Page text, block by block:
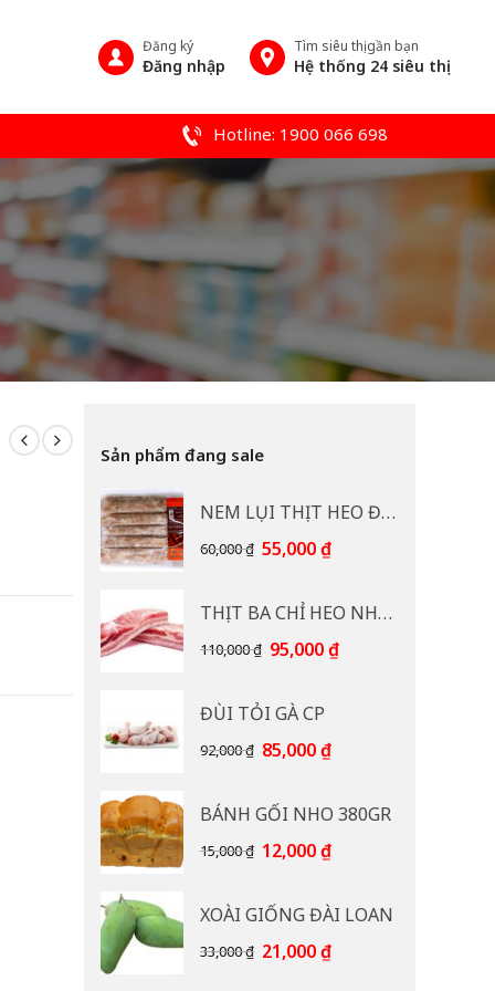
Đăng ký
Đăng nhập
Tìm siêu thị gần bạn
Hệ thống 24 siêu thị
Hotline: 1900 066 698
Sản phẩm đang sale
NEM LỤI THỊT HEO ĐB CP 400G
60,000₫ Giá
60,000 ₫.
55,000₫Giá
là:
55,000 ₫.
THỊT BA CHỈ HEO NHẠP KHẨU
110,000₫ Giá
110,000 ₫.
95,000₫Giá
ĐÙI TỎI GÀ CP
92,000₫ Giá
92,000 ₫.
85,000₫Giá
là:
85,000 ₫.
BÁNH GỐI NHO 380GR
15,000₫ Giá
15,000 ₫.
12,000₫Giá
là:
12,000 ₫.
XOÀI GIỐNG ĐÀI LOAN
33,000₫ Giá
21,000₫Giá